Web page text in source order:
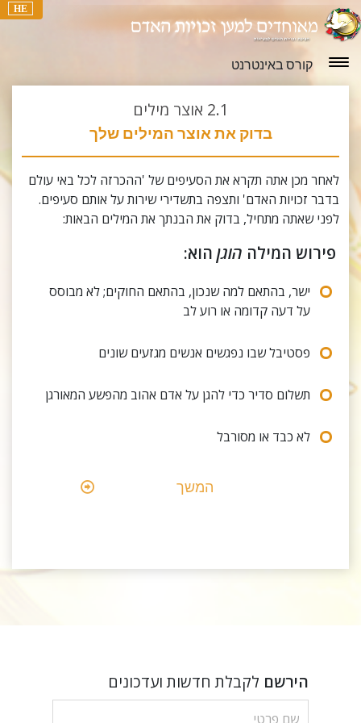
HE
קורס באינטרנט
2.1 אוצר מילים
בדוק את אוצר המילים שלך
לאחר מכן אתה תקרא את הסעיפים של 'ההכרזה לכל באי עולם
בדבר זכויות האדם' ותצפה בתשדירי שירות על אותם סעיפים.
לפני שאתה מתחיל, בדוק את הבנתך את המילים הבאות:
פירוש המילה הוגן הוא:
ישר, בהתאם למה שנכון, בהתאם החוקים; לא מבוסס
על דעה קדומה או רוע לב
פסטיבל שבו נפגשים אנשים מגזעים שונים
תשלום סדיר כדי להגן על אדם אהוב מהפשע המאורגן
לא כבד או מסורבל
המשך
הירשם לקבלת חדשות ועדכונים